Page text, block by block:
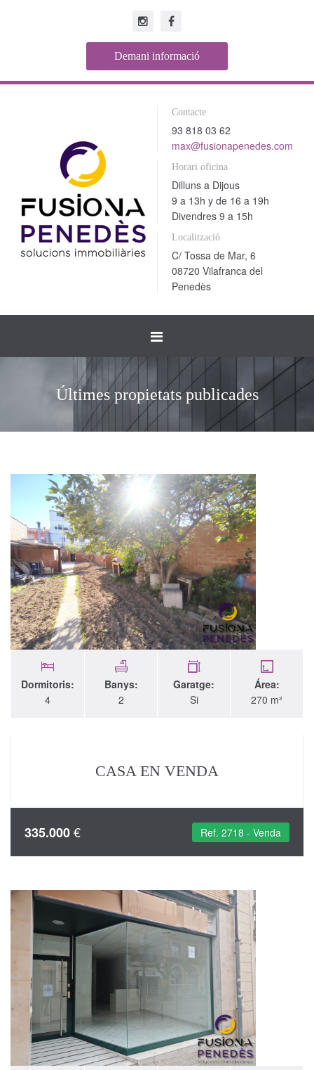
Demani informació
Contacte
93 818 03 62
max@fusionapenedes.com
Horari oficina
Dilluns a Dijous
9 a 13h y de 16 a 19h
Divendres 9 a 15h
Localització
C/ Tossa de Mar, 6
08720 Vilafranca del
Penedès
Toggle
navigation
Últimes propietats publicades
Dormitoris:
4
Banys:
2
Garatge:
Si
Área:
270 m²
CASA EN VENDA
335.000€ Ref. 2718 - Venda